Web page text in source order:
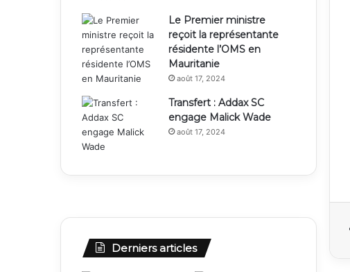
Le Premier ministre
reçoit la représentante
résidente l’OMS en
Mauritanie
août 17, 2024
Transfert : Addax SC
engage Malick Wade
août 17, 2024
Derniers articles